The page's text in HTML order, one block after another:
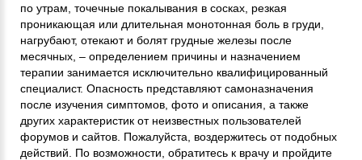
по утрам, точечные покалывания в сосках, резкая
проникающая или длительная монотонная боль в груди,
нагрубают, отекают и болят грудные железы после
месячных, – определением причины и назначением
терапии занимается исключительно квалифицированный
специалист. Опасность представляют самоназначения
после изучения симптомов, фото и описания, а также
других характеристик от неизвестных пользователей
форумов и сайтов. Пожалуйста, воздержитесь от подобных
действий. По возможности, обратитесь к врачу и пройдите